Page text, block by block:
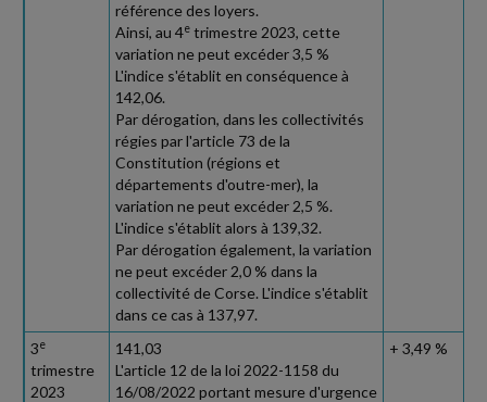
référence des loyers.
Ainsi, au 4e trimestre 2023, cette
variation ne peut excéder 3,5 %
L'indice s'établit en conséquence à
142,06.
Par dérogation, dans les collectivités
régies par l'article 73 de la
Constitution (régions et
départements d'outre-mer), la
variation ne peut excéder 2,5 %.
L'indice s'établit alors à 139,32.
Par dérogation également, la variation
ne peut excéder 2,0 % dans la
collectivité de Corse. L'indice s'établit
dans ce cas à 137,97.
3e
trimestre
2023
141,03
L'article 12 de la loi 2022-1158 du
16/08/2022 portant mesure d'urgence
+ 3,49 %